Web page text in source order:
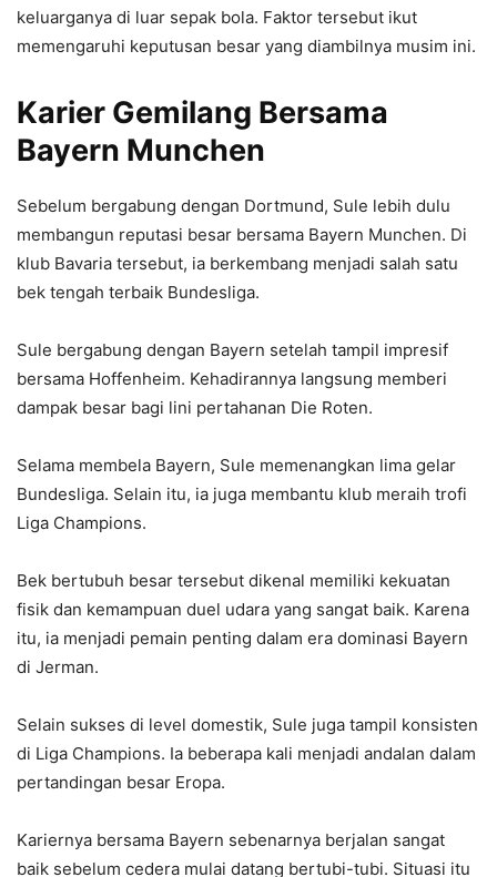
keluarganya di luar sepak bola. Faktor tersebut ikut
memengaruhi keputusan besar yang diambilnya musim ini.
Karier Gemilang Bersama
Bayern Munchen
Sebelum bergabung dengan Dortmund, Sule lebih dulu
membangun reputasi besar bersama Bayern Munchen. Di
klub Bavaria tersebut, ia berkembang menjadi salah satu
bek tengah terbaik Bundesliga.
Sule bergabung dengan Bayern setelah tampil impresif
bersama Hoffenheim. Kehadirannya langsung memberi
dampak besar bagi lini pertahanan Die Roten.
Selama membela Bayern, Sule memenangkan lima gelar
Bundesliga. Selain itu, ia juga membantu klub meraih trofi
Liga Champions.
Bek bertubuh besar tersebut dikenal memiliki kekuatan
fisik dan kemampuan duel udara yang sangat baik. Karena
itu, ia menjadi pemain penting dalam era dominasi Bayern
di Jerman.
Selain sukses di level domestik, Sule juga tampil konsisten
di Liga Champions. Ia beberapa kali menjadi andalan dalam
pertandingan besar Eropa.
Kariernya bersama Bayern sebenarnya berjalan sangat
baik sebelum cedera mulai datang bertubi-tubi. Situasi itu